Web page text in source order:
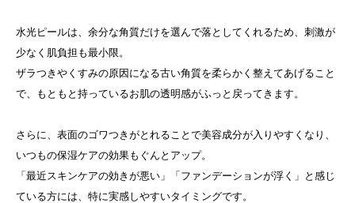
水光ピールは、余分な角質だけを選んで落としてくれるため、刺激が
少なく肌負担も最小限。
ザラつきやくすみの原因になる古い角質を柔らかく整えてあげること
で、もともと持っているお肌の透明感がふっと戻ってきます。
さらに、表面のゴワつきがとれることで美容成分が入りやすくなり、
いつもの保湿ケアの効果もぐんとアップ。
「最近スキンケアの効きが悪い」「ファンデーションが浮く」と感じ
ている方には、特に実感しやすいタイミングです。